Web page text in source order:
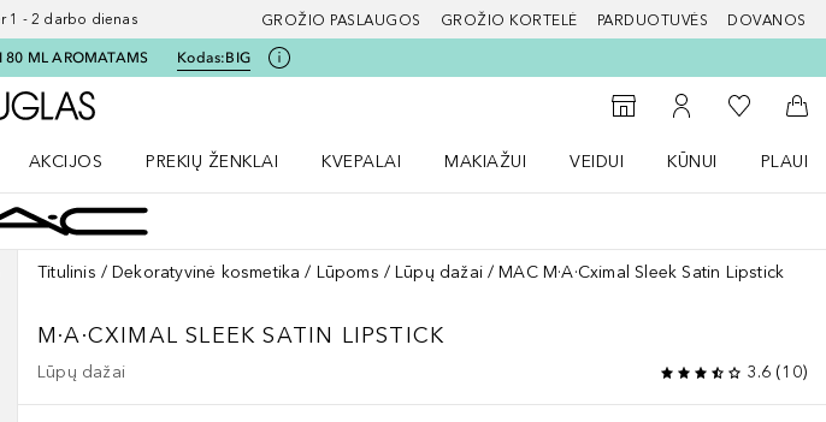
1 - 2 darbo dienas GROŽIO PASLAUGOS GROŽIO KORTELĖ PARDUOTUVĖS DOVANOS
80 ML AROMATAMS Kodas:BIG
Į Douglas pagrindinį puslapį
Į parduotuvių paiešką
Į mano paskyrą
Į mano
Į
AKCIJOS
PREKIŲ ŽENKLAI
KVEPALAI
MAKIAŽUI
VEIDUI
KŪNUI
Titulinis Dekoratyvinė kosmetika Lūpoms Lūpų dažai MAC M·A·Cximal Sleek Satin Lipstick
M·A·CXIMAL SLEEK SATIN LIPSTICK
Lūpų dažai 3.6(10)